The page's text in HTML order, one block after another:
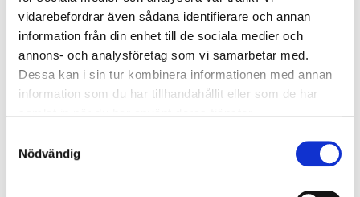
vidarebefordrar även sådana identifierare och annan
information från din enhet till de sociala medier och
annons- och analysföretag som vi samarbetar med.
Dessa kan i sin tur kombinera informationen med annan
information som du har tillhandahållit eller som de har
Nödvändig
H314 Orsakar allvarliga frätskador på hud och ögon.
H318 Orsakar allvarliga ögonskador